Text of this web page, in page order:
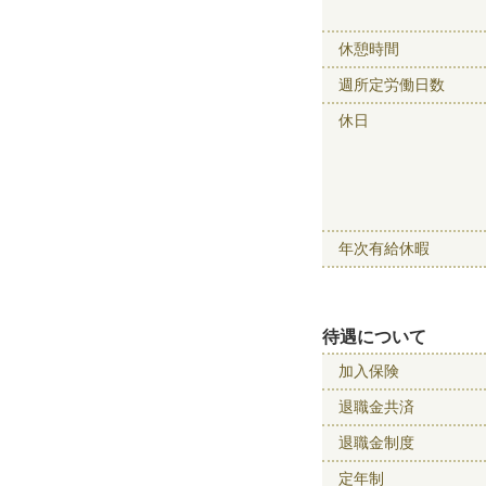
休憩時間
週所定労働日数
休日
年次有給休暇
待遇について
加入保険
退職金共済
退職金制度
定年制